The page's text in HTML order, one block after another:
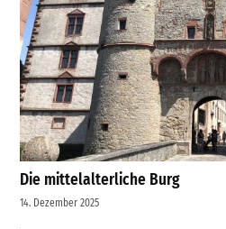
Die mittelalterliche Burg
14. Dezember 2025